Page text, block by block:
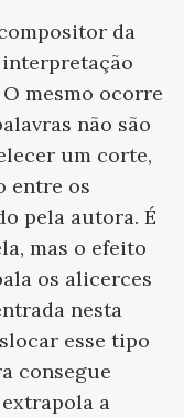
da
mesmo ocorre
não são
um corte,
entre os
pela autora. É
mas o efeito
os alicerces
nesta
esse tipo
consegue
a